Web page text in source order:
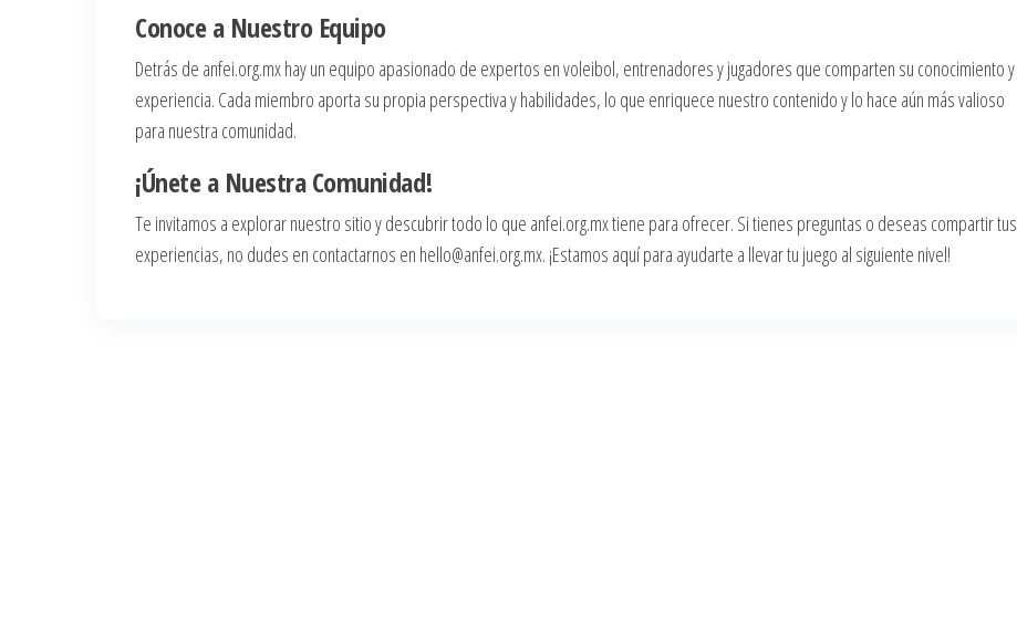
Conoce a Nuestro Equipo
Detrás de anfei.org.mx hay un equipo apasionado de expertos en voleibol, entrenadores y jugadores que comparten su conocimiento y
experiencia. Cada miembro aporta su propia perspectiva y habilidades, lo que enriquece nuestro contenido y lo hace aún más valioso
para nuestra comunidad.
¡Únete a Nuestra Comunidad!
Te invitamos a explorar nuestro sitio y descubrir todo lo que anfei.org.mx tiene para ofrecer. Si tienes preguntas o deseas compartir tus
experiencias, no dudes en contactarnos en hello@anfei.org.mx. ¡Estamos aquí para ayudarte a llevar tu juego al siguiente nivel!